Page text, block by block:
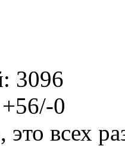
3096
0
это всех